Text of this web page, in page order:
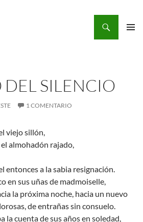
SILENCIO
1 COMENTARIO
viejo sillón,
almohadón rajado,
entonces a la sabia resignación.
en sus uñas de madmoiselle,
la próxima noche, hacia un nuevo
de entrañas sin consuelo.
la cuenta de sus años en soledad,